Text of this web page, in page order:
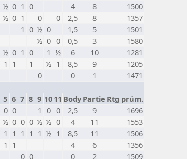
½ 0 1 0 4 8
1500
½ 0 1 0 0 2,5 8
1357
1 0 ½ 0 1,5 5
1501
½ 0 0 0,5 3
1580
½ 0 1 0 1 ½ 6 10
1281
1 1 1 ½ 1 8,5 9
1205
0 0 1
1471
5 6 7 8 9 10 11 Body Partie Rtg prům.
0 0 1 0 0 2,5 9
1696
½ 0 0 0 ½ ½ 0 4 11
1553
1 1 1 1 1 ½ 1 8,5 11
1506
1 1 4 6
1356
0 0 0 2
1509